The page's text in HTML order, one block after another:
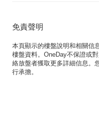
免責聲明
本頁顯示的樓盤說明和相關信
樓盤資料。OneDay不保證或
絡放盤者獲取更多詳細信息。
行承擔。